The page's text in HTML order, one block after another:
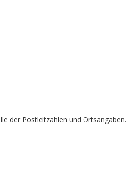
der Postleitzahlen und Ortsangaben.